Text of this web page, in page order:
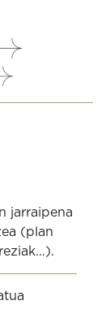
jarraipena
(plan